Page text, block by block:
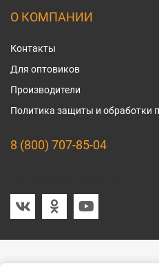
О КОМПАНИИ
Контакты
Для оптовиков
Производители
Политика защиты и обработки
8 (800) 707-85-04